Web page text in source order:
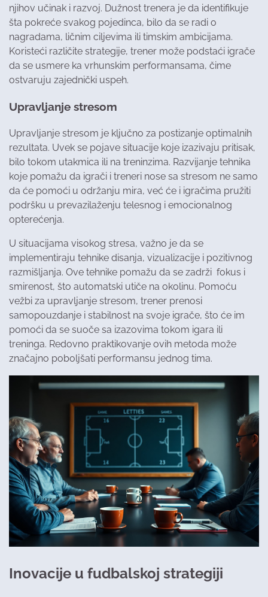
njihov učinak i razvoj. Dužnost trenera je da identifikuje
šta pokreće svakog pojedinca, bilo da se radi o
nagradama, ličnim ciljevima ili timskim ambicijama.
Koristeći različite strategije, trener može podstaći igrače
da se usmere ka vrhunskim performansama, čime
ostvaruju zajednički uspeh.
Upravljanje stresom
Upravljanje stresom je ključno za postizanje optimalnih
rezultata. Uvek se pojave situacije koje izazivaju pritisak,
bilo tokom utakmica ili na treninzima. Razvijanje tehnika
koje pomažu da igrači i treneri nose sa stresom ne samo
da će pomoći u održanju mira, već će i igračima pružiti
podršku u prevazilaženju telesnog i emocionalnog
opterećenja.
U situacijama visokog stresa, važno je da se
implementiraju tehnike disanja, vizualizacije i pozitivnog
razmišljanja. Ove tehnike pomažu da se zadrži fokus i
smirenost, što automatski utiče na okolinu. Pomoću
vežbi za upravljanje stresom, trener prenosi
samopouzdanje i stabilnost na svoje igrače, što će im
pomoći da se suoče sa izazovima tokom igara ili
treninga. Redovno praktikovanje ovih metoda može
značajno poboljšati performansu jednog tima.
Inovacije u fudbalskoj strategiji